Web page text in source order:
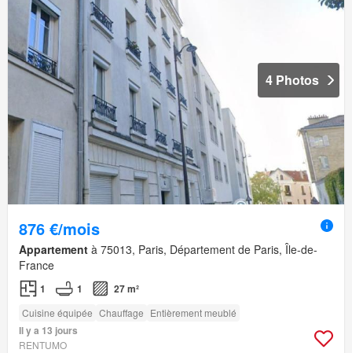
4 Photos
876 €/mois
Appartement à 75013, Paris, Département de Paris, Île-de-
France
1 1 27 m²
Cuisine équipée Chauffage Entièrement meublé
Il y a 13 jours
RENTUMO